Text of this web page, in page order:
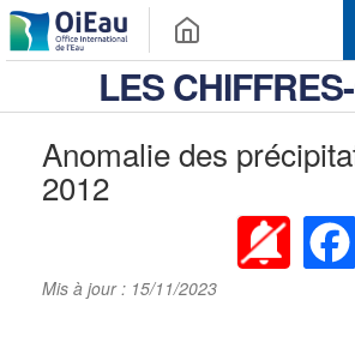
LES
Anomalie des
2012
Mis à jour : 15/11/2023